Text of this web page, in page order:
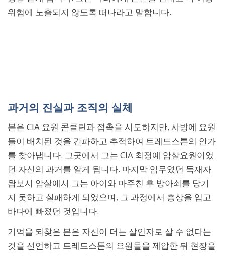
위험에 노출되지 않도록 떠나라고 말합니다.
과거의 진실과 조직의 실체
본은 CIA 요원 콘클린과 접촉을 시도하지만, 사방에 요원
들이 배치된 것을 간파하고 추적하여 트레드스톤의 안가
를 찾아냅니다. 그곳에서 그는 CIA 최정예 암살요원이었
던 자신의 과거를 알게 됩니다. 마지막 임무였던 독재자
왐보시 암살에서 그는 아이와 마주친 후 방아쇠를 당기
지 못하고 실패하게 되었으며, 그 과정에서 총상을 입고
바다에 빠졌던 것입니다.
기억을 되찾은 본은 자신이 더는 살인자로 살 수 없다는
것을 선언하고 트레드스톤의 요원들을 제압한 뒤 현장을